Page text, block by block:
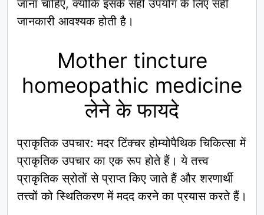
जाना चाहिए, क्योंकि इसके सही उपयोग के लिए सही
जानकारी आवश्यक होती है।
Mother tincture
homeopathic medicine
लेने के फायदे
प्राकृतिक उपचार: मदर टिंक्चर होम्योपैथिक चिकित्सा में
प्राकृतिक उपचार का एक रूप होते हैं। ये तत्त्व
प्राकृतिक स्रोतों से प्राप्त किए जाते हैं और शरणार्थी
तत्त्वों को स्थितिकरण में मदद करने का प्रयास करते हैं।